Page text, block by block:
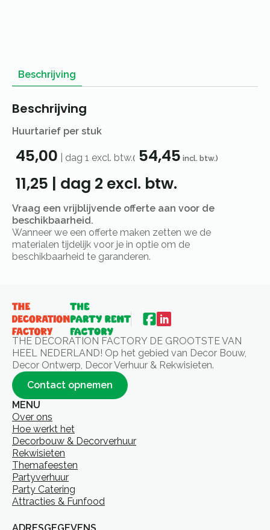
Beschrijving
Beschrijving
Huurtarief per stuk
45,00 dag 1 excl. btw.( 54,45 incl. btw.)
11,25 | dag 2 excl. btw.
Vraag een vrijblijvende offerte aan voor de
beschikbaarheid.
Wanneer we een offerte maken zetten we de
materialen tijdelijk voor je in optie om de
beschikbaarheid te garanderen.
THE DECORATION FACTORY DE GROOTSTE VAN
HEEL NEDERLAND! Op het gebied van Decor Bouw,
Decor Ontwerp, Decor Verhuur & Rekwisieten.
Contact opnemen
MENU
Over ons
Hoe werkt het
Decorbouw & Decorverhuur
Rekwisieten
Themafeesten
Partyverhuur
Party Catering
Attracties & Funfood